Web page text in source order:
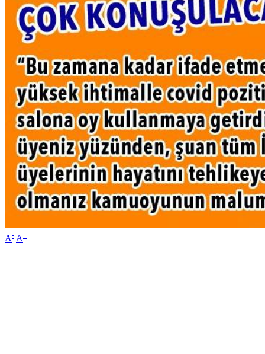
A- A+